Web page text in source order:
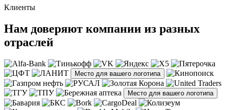
Клиенты
Нам доверяют компании из разных
отраслей
Место для вашего логотипа
Место для вашего логотипа